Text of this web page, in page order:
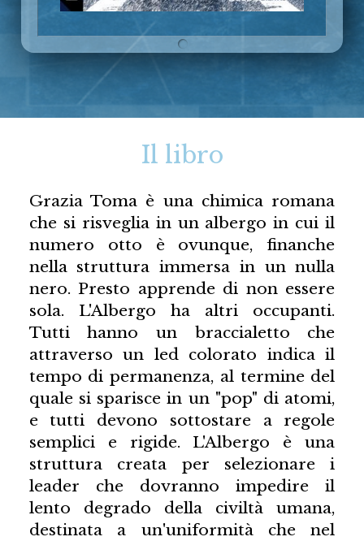
Il libro
Grazia Toma è una chimica romana
che si risveglia in un albergo in cui il
numero otto è ovunque, finanche
nella struttura immersa in un nulla
nero. Presto apprende di non essere
sola. L'Albergo ha altri occupanti.
Tutti hanno un braccialetto che
attraverso un led colorato indica il
tempo di permanenza, al termine del
quale si sparisce in un "pop" di atomi,
e tutti devono sottostare a regole
semplici e rigide. L'Albergo è una
struttura creata per selezionare i
leader che dovranno impedire il
lento degrado della civiltà umana,
destinata a un'uniformità che nel